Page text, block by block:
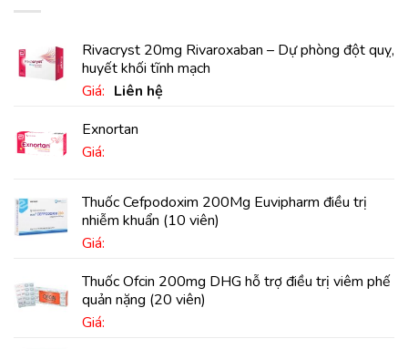
Rivacryst 20mg Rivaroxaban – Dự phòng đột quỵ,
huyết khối tĩnh mạch
Giá: Liên hệ
Exnortan
Giá:
Thuốc Cefpodoxim 200Mg Euvipharm điều trị
nhiễm khuẩn (10 viên)
Giá:
Thuốc Ofcin 200mg DHG hỗ trợ điều trị viêm phế
quản nặng (20 viên)
Giá: